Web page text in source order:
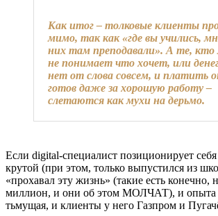
Как итог – толковые клиенты
мимо, так как «где вы учились,
них там преподавали». А те, кто
не понимает что хочет, или
нет от слова совсем, и платить
готов даже за хорошую работу –
слетаются как мухи на дерьмо.
Если digital-специалист позиционирует
крутой (при этом, только выпустился из
«прохавал эту жизнь» (такие есть конечно,
миллион, и они об этом МОЛЧАТ), и опыта
тьмущая, и клиенты у него Газпром и